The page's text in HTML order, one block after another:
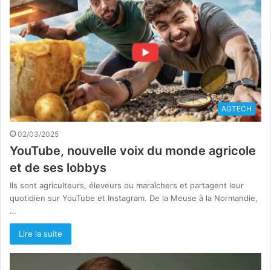
AGTECH
02/03/2025
YouTube, nouvelle voix du monde agricole
et de ses lobbys
Ils sont agriculteurs, éleveurs ou maraîchers et partagent leur
quotidien sur YouTube et Instagram. De la Meuse à la Normandie,
…
Lire la suite